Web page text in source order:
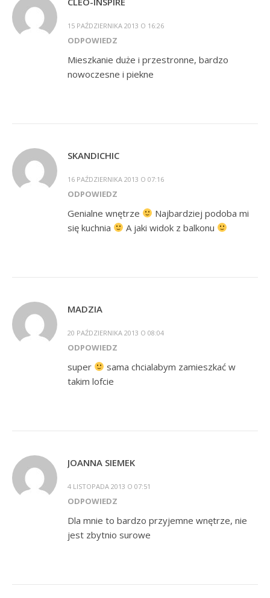
15 PAŹDZIERNIKA 2013 O 16:26
ODPOWIEDZ
Mieszkanie duże i przestronne, bardzo
nowoczesne i piekne
SKANDICHIC
16 PAŹDZIERNIKA 2013 O 07:16
ODPOWIEDZ
Genialne wnętrze
Najbardziej podoba mi
się kuchnia
A jaki widok z balkonu
MADZIA
20 PAŹDZIERNIKA 2013 O 08:04
ODPOWIEDZ
super
sama chcialabym zamieszkać w
takim lofcie
JOANNA SIEMEK
4 LISTOPADA 2013 O 07:51
ODPOWIEDZ
Dla mnie to bardzo przyjemne wnętrze, nie
jest zbytnio surowe